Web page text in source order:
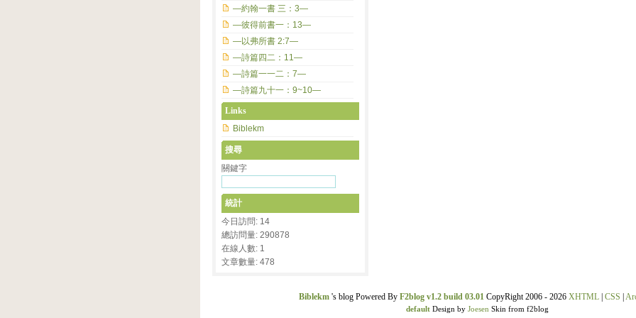
—約翰一書 三：3—
—彼得前書一：13—
—以弗所書 2:7—
—詩篇四二：11—
—詩篇一一二：7—
—詩篇九十一：9~10—
Links
Biblekm
搜尋
關鍵字
統計
今日訪問: 14
總訪問量: 290878
在線人數: 1
文章數量: 478
Biblekm 's blog Powered By F2blog v1.2 build 03.01 CopyRight 2006 - 2026 XHTML CSS
defaultDesign by Joesen Skin from f2blog